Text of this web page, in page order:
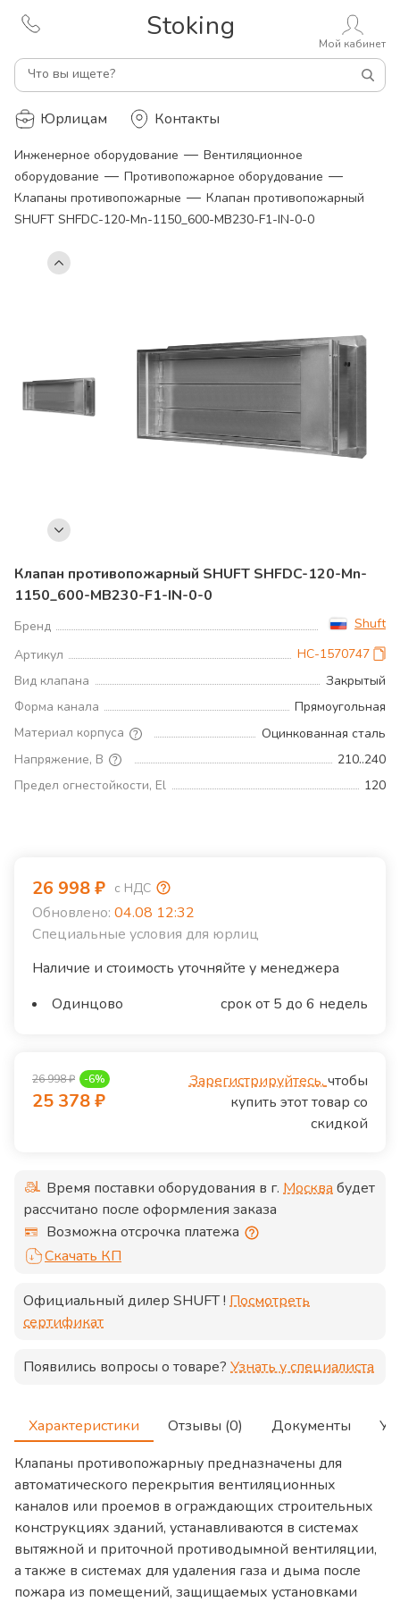
Stoking
Что вы ищете?
Мой кабинет
Юрлицам Контакты
Инженерное оборудование — Вентиляционное
оборудование — Противопожарное оборудование —
Клапаны противопожарные — Клапан противопожарный
SHUFT SHFDC-120-Mn-1150_600-MB230-F1-IN-0-0
Клапан противопожарный SHUFT SHFDC-120-Mn-
1150_600-MB230-F1-IN-0-0
Бренд
Shuft
Артикул
НС-1570747
Вид клапана
Закрытый
Форма канала
Прямоугольная
Материал корпуса
Оцинкованная сталь
Напряжение, В
210..240
Предел огнестойкости, El
120
26 998₽ с НДС
Обновлено: 04.08 12:32
Специальные условия для юрлиц
Наличие и стоимость уточняйте у менеджера
Одинцово
срок от 5 до 6 недель
26 998₽ -6%
25 378₽
Зарегистрируйтесь,чтобы
купить этот товар со
скидкой
Время поставки оборудования в г. Москвабудет
рассчитано после оформления заказа
Возможна отсрочка платежа
Скачать КП
Официальный дилер SHUFT! Посмотреть
сертификат
Появились вопросы о товаре? Узнать у специалиста
Характеристики Отзывы (0) Документы
Клапаны противопожарныу предназначены для
автоматического перекрытия вентиляционных
каналов или проемов в ограждающих строительных
конструкциях зданий, устанавливаются в системах
вытяжной и приточной противодымной вентиляции,
а также в системах для удаления газа и дыма после
пожара из помещений, защищаемых установками